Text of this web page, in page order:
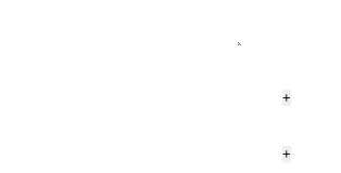
+
+